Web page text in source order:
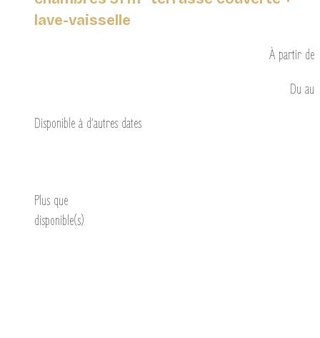
lave-vaisselle
À partir de
Du au
Disponible à d’autres dates
Plus que
disponible(s)